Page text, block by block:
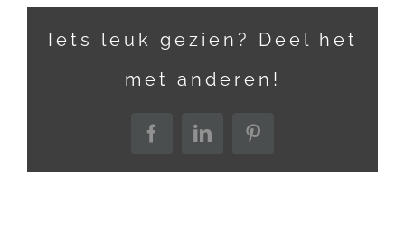
Iets leuk gezien? Deel het
met anderen!
FacebookLinkedInPinterest